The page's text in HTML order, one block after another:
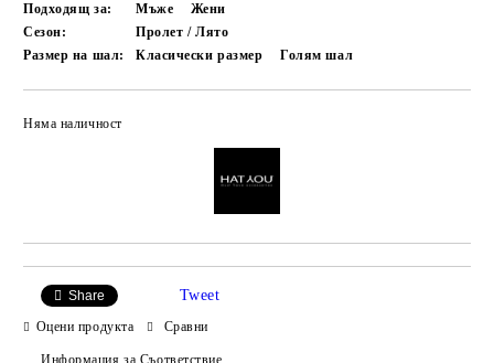
Подходящ за:
Мъже
Жени
Сезон:
Пролет / Лято
Размер на шал:
Класически размер Голям шал
Няма наличност
Share Tweet
Оцени продукта Сравни
Информация за Съответствие